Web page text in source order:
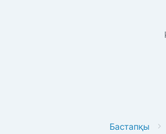
Бастапқы